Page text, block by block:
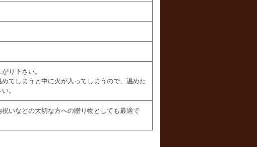
り下さい。
てしまうと中に火が入ってしまうので、温めた
。
いなどの大切な方への贈り物としても最適で